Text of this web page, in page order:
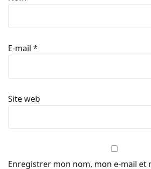
E-mail *
Site web
Enregistrer mon nom, mon e-mail et